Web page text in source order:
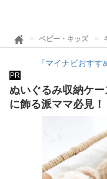
ベビー・キッズ
『マイナビおす
PR
ぬいぐるみ収納ケ
に飾る派ママ必見